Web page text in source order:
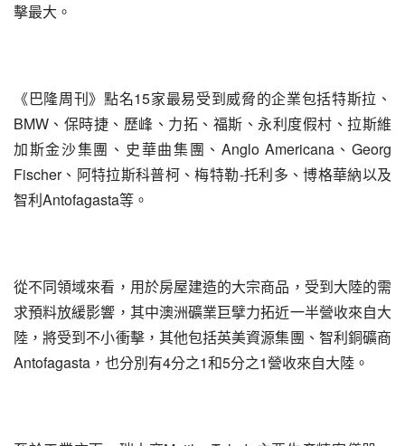
擊最大。
《巴隆周刊》點名15家最易受到威脅的企業包括特斯拉、
BMW、保時捷、歷峰、力拓、福斯、永利度假村、拉斯維
加斯金沙集團、史華曲集團、Anglo Americana、Georg
Fischer、阿特拉斯科普柯、梅特勒-托利多、博格華納以及
智利Antofagasta等。
從不同領域來看，用於房屋建造的大宗商品，受到大陸的需
求預料放緩影響，其中澳洲礦業巨擘力拓近一半營收來自大
陸，將受到不小衝擊，其他包括英美資源集團、智利銅礦商
Antofagasta，也分別有4分之1和5分之1營收來自大陸。